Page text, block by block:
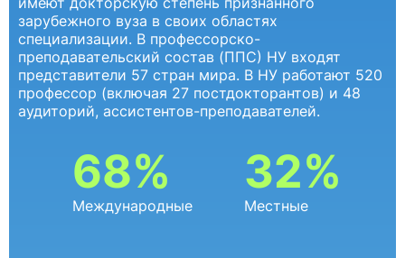
зарубежного вуза в своих областях
специализации. В профессорско-
преподавательский состав (ППС) НУ входят
представители 57 стран мира. В НУ работают 520
профессор (включая 27 постдокторантов) и 48
аудиторий, ассистентов-преподавателей.
68%
Международные
32%
Местные